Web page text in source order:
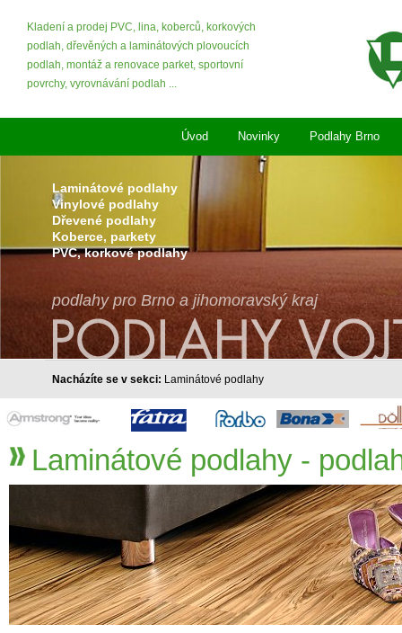
Kladení a prodej PVC, lina, koberců, korkových
podlah, dřevěných a laminátových plovoucích
podlah, montáž a renovace parket, sportovní
povrchy, vyrovnávání podlah ...
Laminátové podlahy
Vinylové podlahy
Dřevené podlahy
Koberce, parkety
PVC, korkové podlahy
podlahy pro Brno a jihomoravský kraj
Úvod Novinky Podlahy Brno
Nacházíte se v sekci: Laminátové podlahy
Laminátové podlahy -